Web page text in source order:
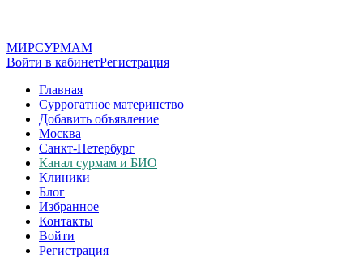
МИРСУРМАМ
Войти в кабинетРегистрация
Главная
Суррогатное материнство
Добавить объявление
Москва
Санкт-Петербург
Канал сурмам и БИО
Клиники
Блог
Избранное
Контакты
Войти
Регистрация